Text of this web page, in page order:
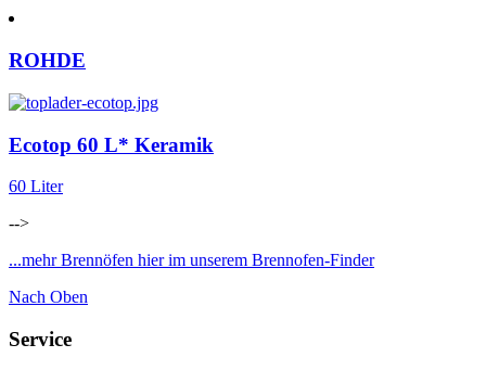
ROHDE
Ecotop 60 L* Keramik
60 Liter
-->
...mehr Brennöfen hier im unserem Brennofen-Finder
Nach Oben
Service